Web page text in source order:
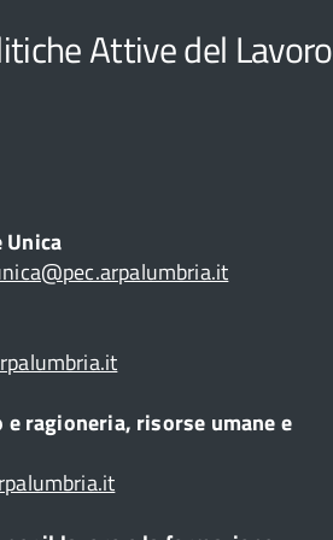
Attive del Lavoro
ragioneria, risorse umane e